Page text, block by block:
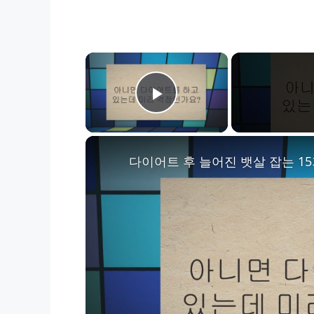
×
Play Video
다이어트 후 늘어진 뱃살 잡는